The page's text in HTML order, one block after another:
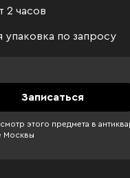
2 часов
упаковка по запросу
Записаться
этого предмета в
Москвы